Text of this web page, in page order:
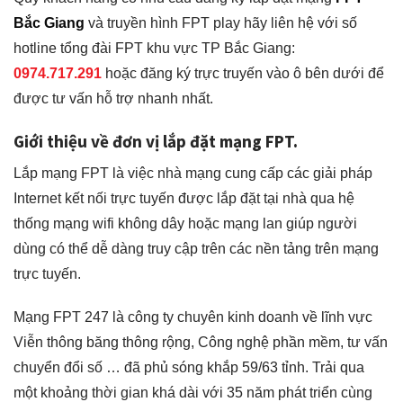
Bắc Giang và truyền hình FPT play hãy liên hệ với số
hotline tổng đài FPT khu vực TP Bắc Giang:
0974.717.291 hoặc đăng ký trực truyến vào ô bên dưới để
được tư vấn hỗ trợ nhanh nhất.
Giới thiệu về đơn vị lắp đặt mạng FPT.
Lắp mạng FPT là việc nhà mạng cung cấp các giải pháp
Internet kết nối trực tuyến được lắp đặt tại nhà qua hệ
thống mạng wifi không dây hoặc mạng lan giúp người
dùng có thể dễ dàng truy cập trên các nền tảng trên mạng
trực tuyến.
Mạng FPT 247 là công ty chuyên kinh doanh về lĩnh vực
Viễn thông băng thông rộng, Công nghệ phần mềm, tư vấn
chuyển đổi số … đã phủ sóng khắp 59/63 tỉnh. Trải qua
một khoảng thời gian khá dài với 35 năm phát triển cùng